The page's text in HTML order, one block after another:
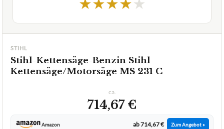
STIHL
Stihl-Kettensäge-Benzin Stihl
Kettensäge/Motorsäge MS 231 C
ca.
714,67 €
Amazon ab 714,67 € Zum Angebot »